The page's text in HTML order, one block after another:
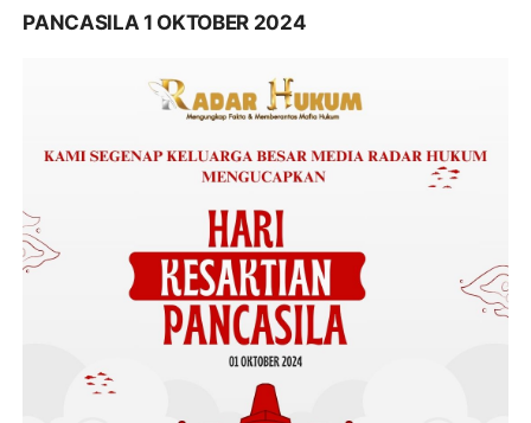
PANCASILA 1 OKTOBER 2024